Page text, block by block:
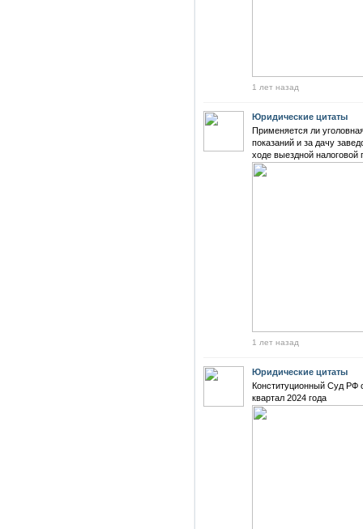
1 лет назад
Юридические цитаты
Применяется ли
показаний и за дачу
ходе выездной налоговой
1 лет назад
Юридические цитаты
Конституционный Суд РФ
квартал 2024 года